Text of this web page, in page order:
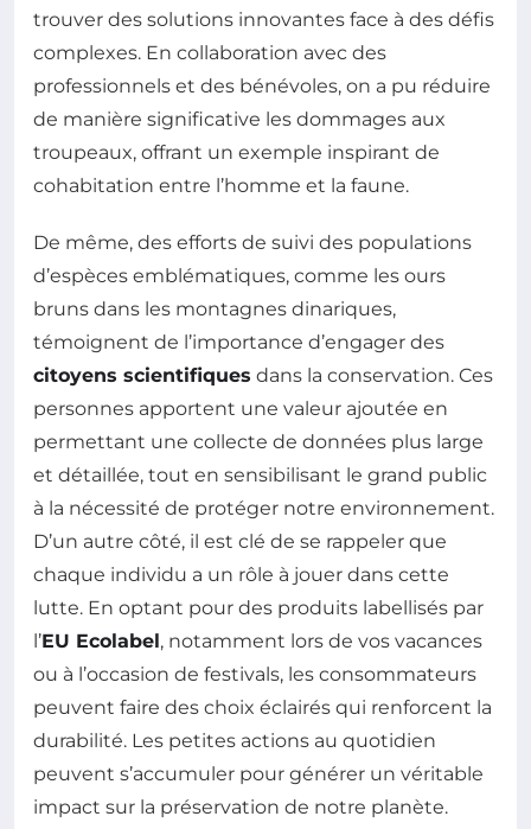
trouver des solutions innovantes face à des défis
complexes. En collaboration avec des
professionnels et des bénévoles, on a pu réduire
de manière significative les dommages aux
troupeaux, offrant un exemple inspirant de
cohabitation entre l’homme et la faune.
De même, des efforts de suivi des populations
d’espèces emblématiques, comme les ours
bruns dans les montagnes dinariques,
témoignent de l’importance d’engager des
citoyens scientifiques dans la conservation. Ces
personnes apportent une valeur ajoutée en
permettant une collecte de données plus large
et détaillée, tout en sensibilisant le grand public
à la nécessité de protéger notre environnement.
D’un autre côté, il est clé de se rappeler que
chaque individu a un rôle à jouer dans cette
lutte. En optant pour des produits labellisés par
l’EU Ecolabel, notamment lors de vos vacances
ou à l’occasion de festivals, les consommateurs
peuvent faire des choix éclairés qui renforcent la
durabilité. Les petites actions au quotidien
peuvent s’accumuler pour générer un véritable
impact sur la préservation de notre planète.